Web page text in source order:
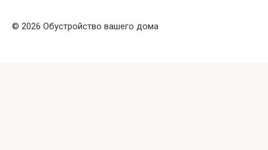
© 2026 Обустройство вашего дома